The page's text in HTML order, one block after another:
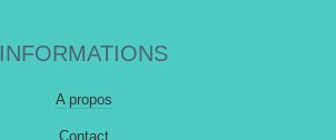
INFORMATIONS
A propos
Contact